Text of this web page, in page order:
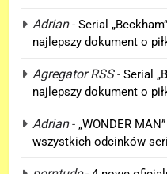
Adrian- Serial
najlepszy dokument o
Agregator RSS- Serial
najlepszy dokument o
Adrian- „WONDER
wszystkich odcinków
FILMY
6